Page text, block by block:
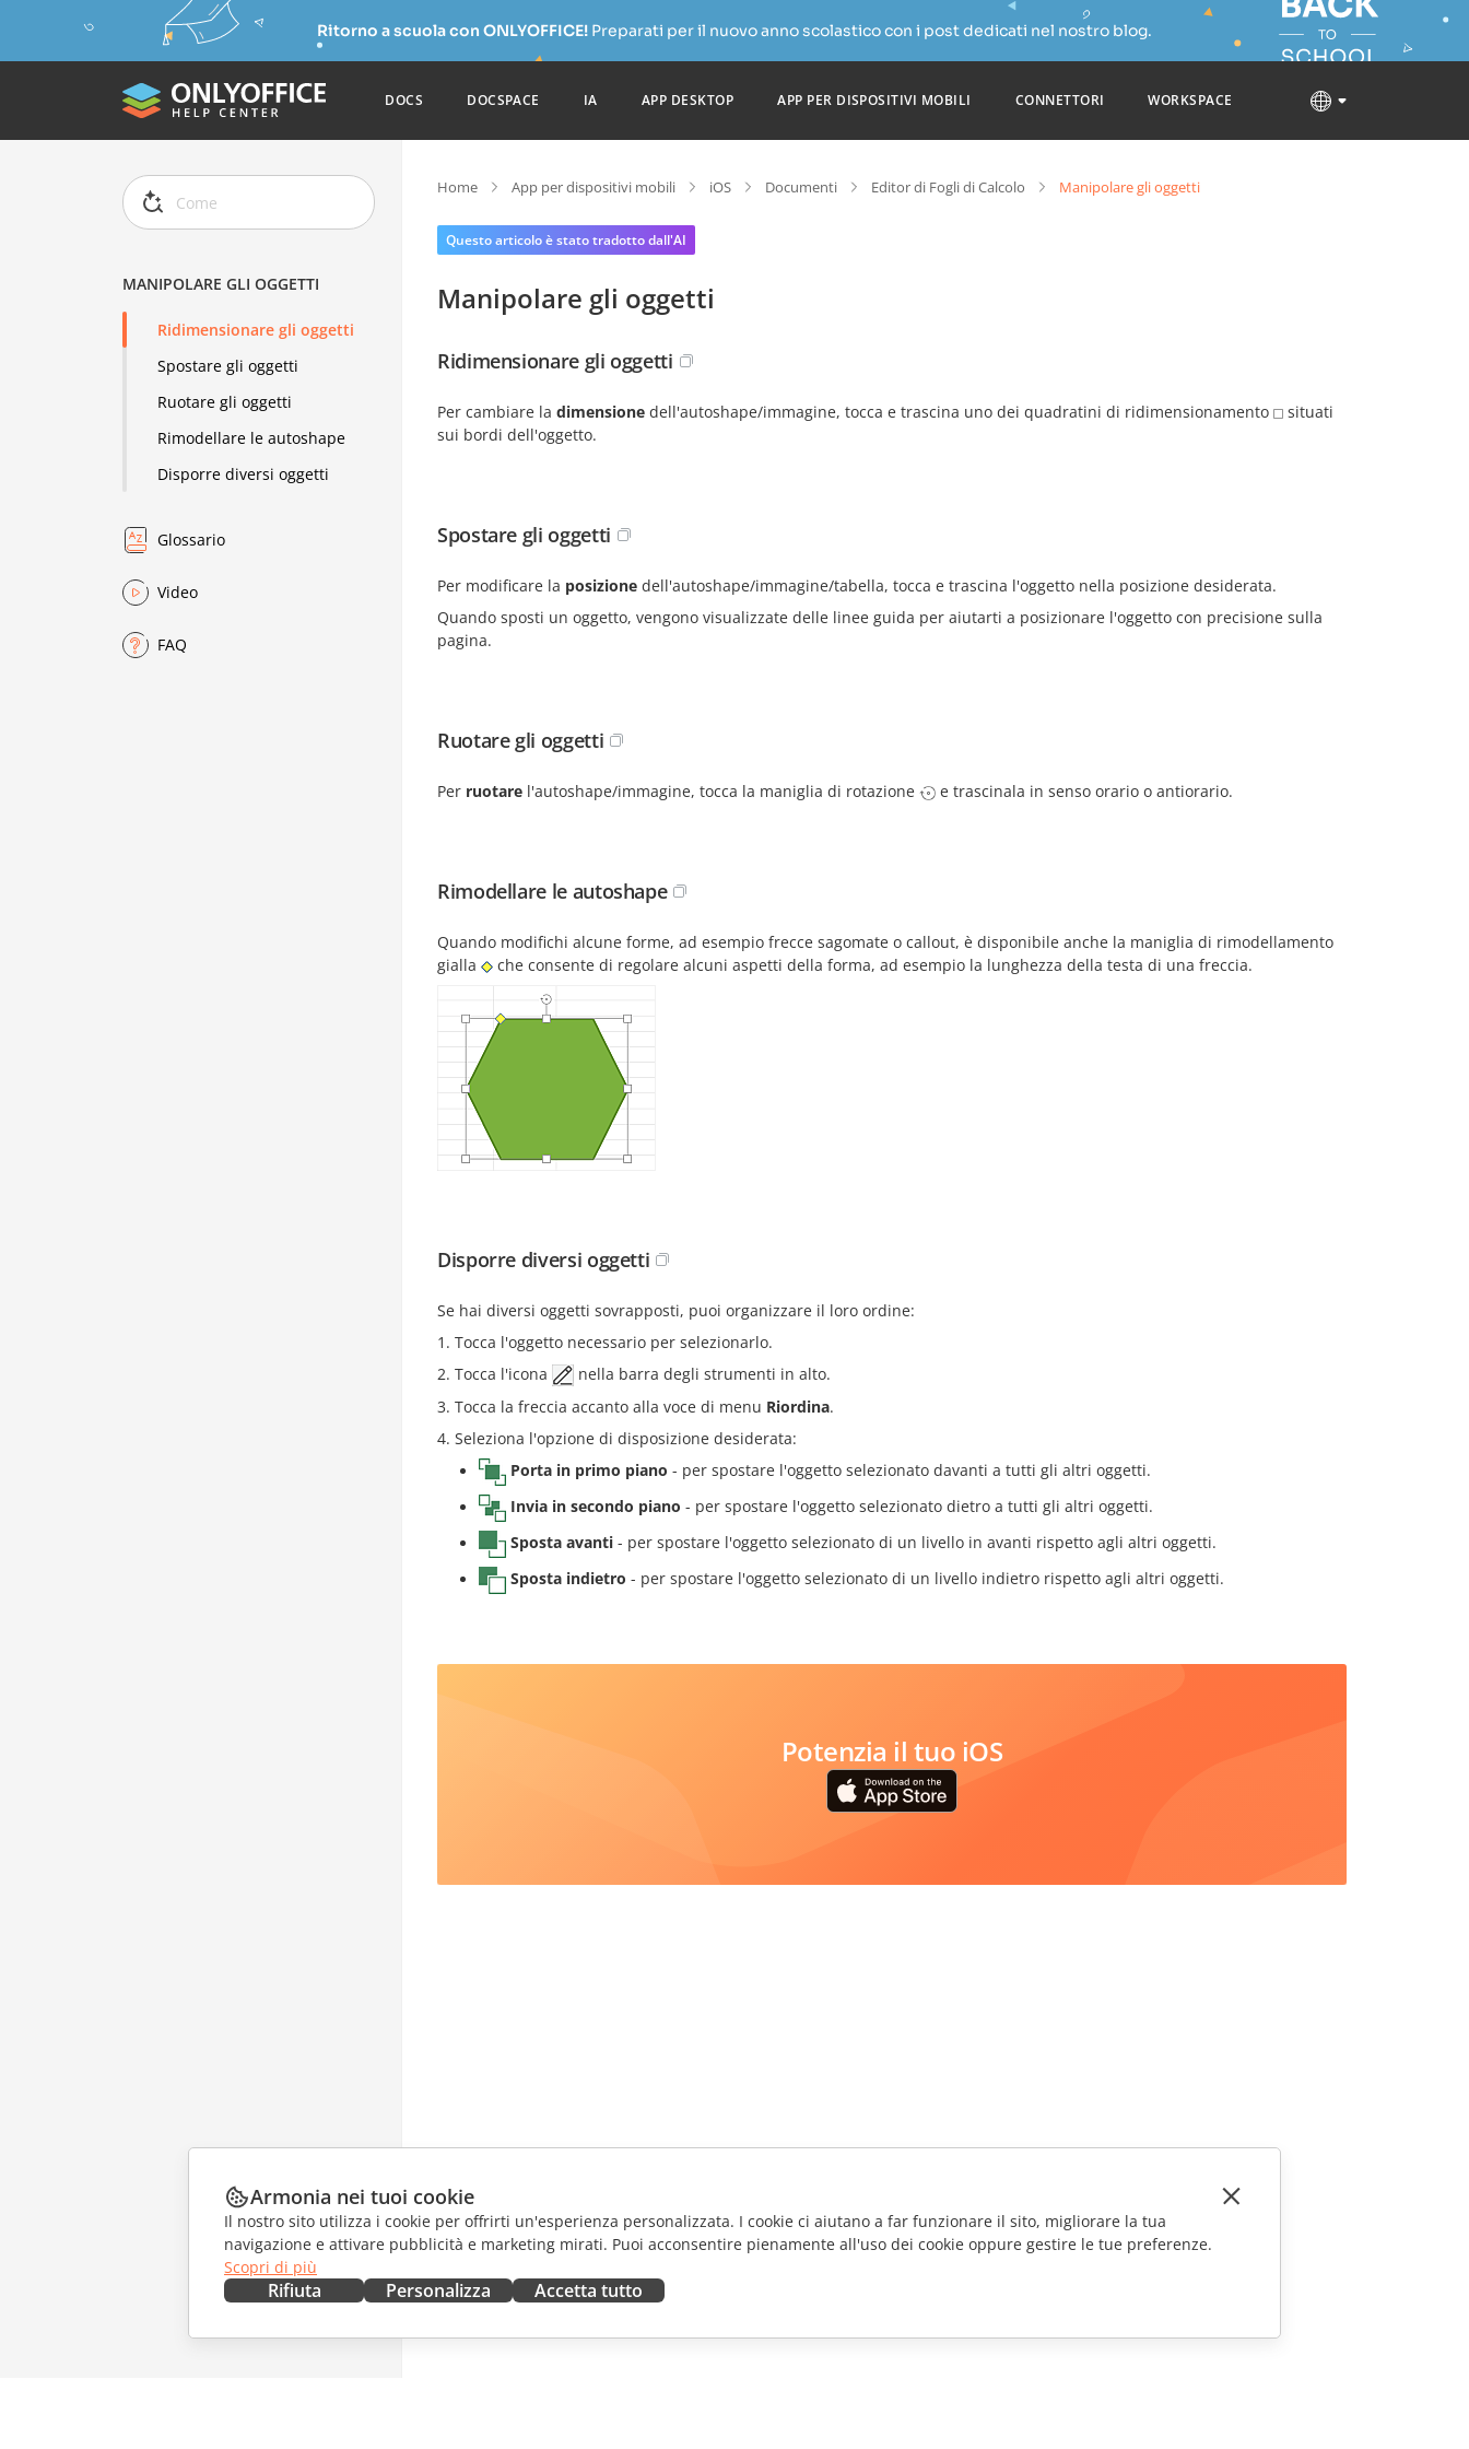
Ritorno a scuola con ONLYOFFICE! Preparati per il nuovo anno scolastico con i post dedicati nel nostro blog.
DOCS DOCSPACE IA APP DESKTOP APP PER DISPOSITIVI MOBILI CONNETTORI WORKSPACE
MANIPOLARE GLI OGGETTI
Ridimensionare gli oggetti
Spostare gli oggetti
Ruotare gli oggetti
Rimodellare le autoshape
Disporre diversi oggetti
Glossario
Video
FAQ
Home App per dispositivi mobili iOS Documenti Editor di Fogli di Calcolo Manipolare gli oggetti
Questo articolo è stato tradotto dall'AI
Manipolare gli oggetti
Ridimensionare gli oggetti
Per cambiare la dimensione dell'autoshape/immagine, tocca e trascina uno dei quadratini di ridimensionamento
situati
sui bordi dell'oggetto.
Spostare gli oggetti
Per modificare la posizione dell'autoshape/immagine/tabella, tocca e trascina l'oggetto nella posizione desiderata.
Quando sposti un oggetto, vengono visualizzate delle linee guida per aiutarti a posizionare l'oggetto con precisione sulla
pagina.
Ruotare gli oggetti
Per ruotare l'autoshape/immagine, tocca la maniglia di rotazione e trascinala in senso orario o antiorario.
Rimodellare le autoshape
Quando modifichi alcune forme, ad esempio frecce sagomate o callout, è disponibile anche la maniglia di rimodellamento
gialla
che consente di regolare alcuni aspetti della forma, ad esempio la lunghezza della testa di una freccia.
Disporre diversi oggetti
Se hai diversi oggetti sovrapposti, puoi organizzare il loro ordine:
Tocca l'oggetto necessario per selezionarlo.
Tocca l'icona
nella barra degli strumenti in alto.
Tocca la freccia accanto alla voce di menu Riordina.
Seleziona l'opzione di disposizione desiderata:
Porta in primo piano - per spostare l'oggetto selezionato davanti a tutti gli altri oggetti.
Invia in secondo piano - per spostare l'oggetto selezionato dietro a tutti gli altri oggetti.
Sposta avanti - per spostare l'oggetto selezionato di un livello in avanti rispetto agli altri oggetti.
Sposta indietro - per spostare l'oggetto selezionato di un livello indietro rispetto agli altri oggetti.
Potenzia il tuo iOS
Armonia nei tuoi cookie
Il nostro sito utilizza i cookie per offrirti un'esperienza personalizzata. I cookie ci aiutano a far funzionare il sito, migliorare la tua
navigazione e attivare pubblicità e marketing mirati. Puoi acconsentire pienamente all'uso dei cookie oppure gestire le tue preferenze.
Scopri di più
Rifiuta Personalizza Accetta tutto